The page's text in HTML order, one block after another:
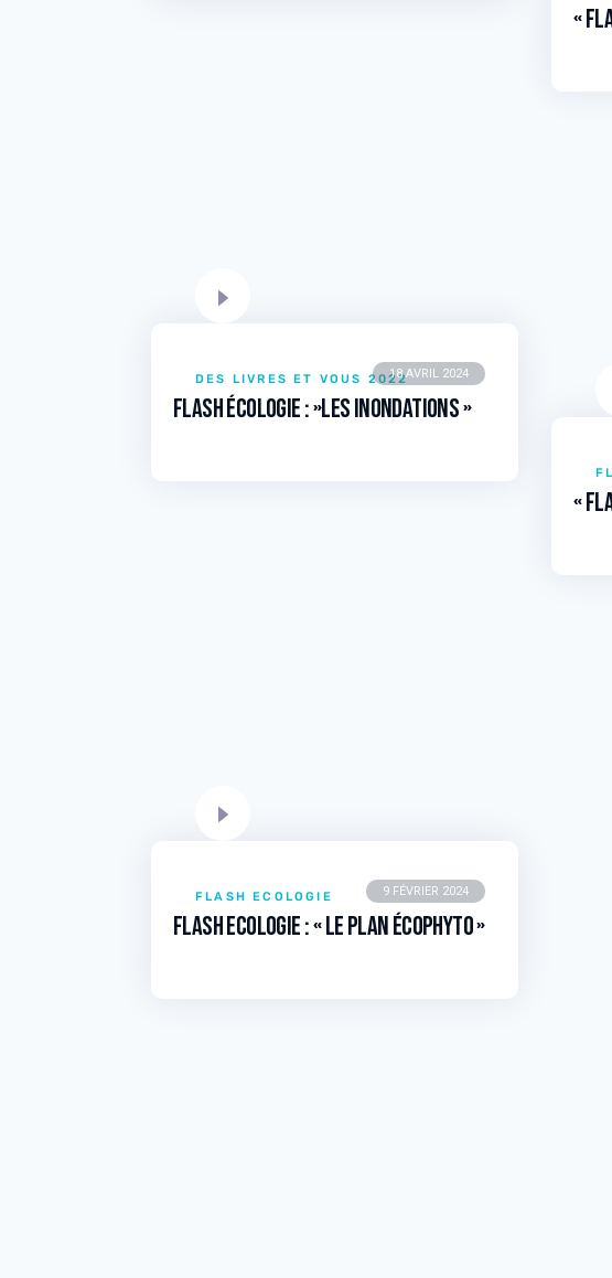
«
18 AVRIL 2024
DES LIVRES ET VOUS 2022
Flash écologie : »Les inondations »
«
9 FÉVRIER 2024
FLASH ECOLOGIE
Flash Ecologie : « Le plan Écophyto »